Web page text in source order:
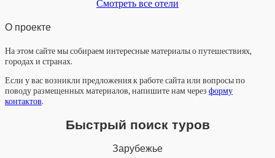
Смотреть все отели
О проекте
На этом сайте мы собираем интересные материалы о путешествиях,
городах и странах.
Если у вас возникли предложения к работе сайта или вопросы по
поводу размещенных материалов, напишите нам через форму
контактов.
Быстрый поиск туров
Зарубежье